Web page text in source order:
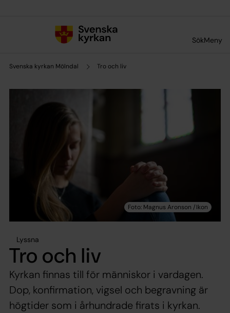
SökMeny
Svenska kyrkan Mölndal Tro och liv
Lyssna
Tro och liv
Kyrkan finnas till för människor i vardagen.
Dop, konfirmation, vigsel och begravning är
högtider som i århundrade firats i kyrkan.